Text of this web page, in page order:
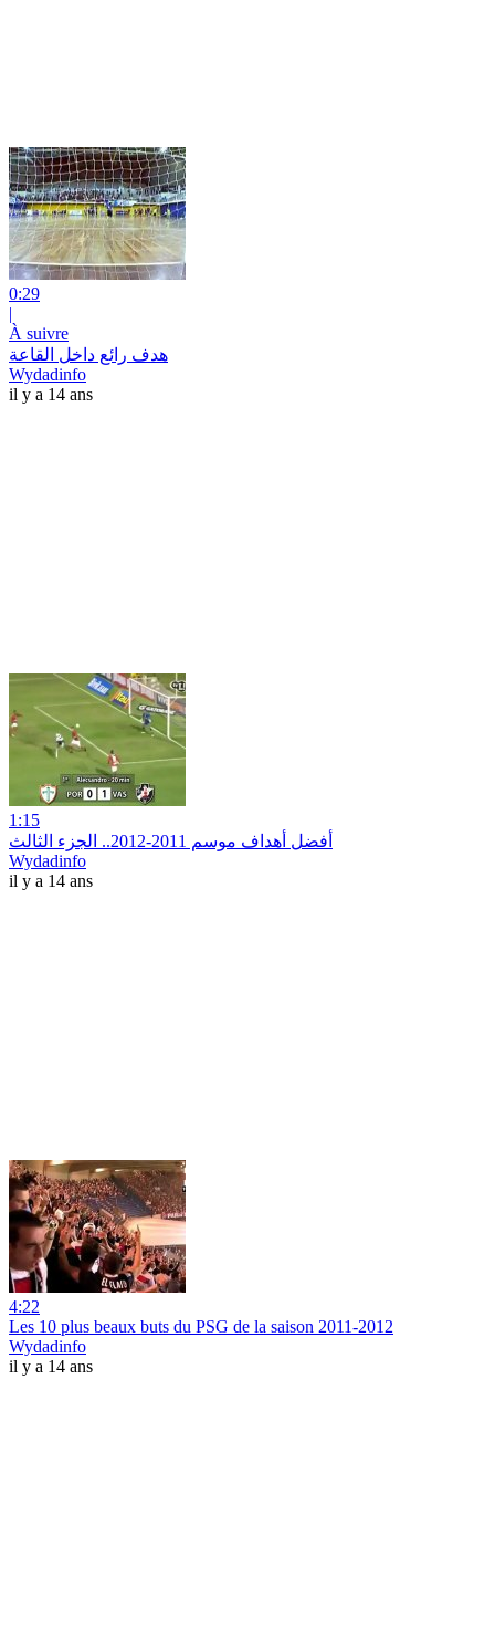
0:29
|
À suivre
هدف رائع داخل القاعة
Wydadinfo
il y a 14 ans
1:15
أفضل أهداف موسم 2011-2012.. الجزء الثالث
Wydadinfo
il y a 14 ans
4:22
Les 10 plus beaux buts du PSG de la saison 2011-2012
Wydadinfo
il y a 14 ans